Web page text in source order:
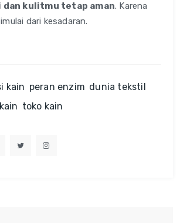
dan kulitmu tetap aman. Karena
dari kesadaran.
kain peran enzim dunia tekstil
toko kain